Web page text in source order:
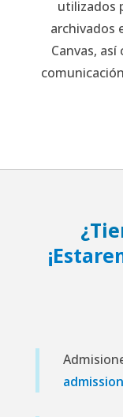
utilizados
archivados
Canvas,